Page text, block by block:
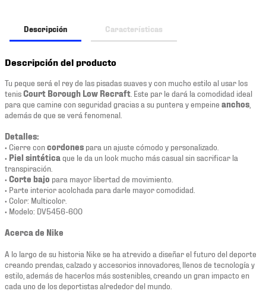
Descripción Características
Descripción del producto
Tu peque será el rey de las pisadas suaves y con mucho estilo al usar los
tenisCourt Borough Low Recraft . Este par le dará la comodidad ideal
para que camine con seguridad gracias a su puntera y empeine anchos
además de que se verá fenomenal.
Detalles:
• Cierre concordones para un ajuste cómodo y personalizado.
• Piel sintética que le da un look mucho más casual sin sacrificar la
transpiración.
• Corte bajo para mayor libertad de movimiento.
• Parte interior acolchada para darle mayor comodidad.
• Color: Multicolor.
• Modelo: DV5456-600
Acerca de Nike
A lo largo de su historia Nike se ha atrevido a diseñar el futuro del deporte
creando prendas, calzado y accesorios innovadores, llenos de tecnología y
estilo, además de hacerlos más sostenibles, creando un gran impacto en
cada uno de los deportistas alrededor del mundo.